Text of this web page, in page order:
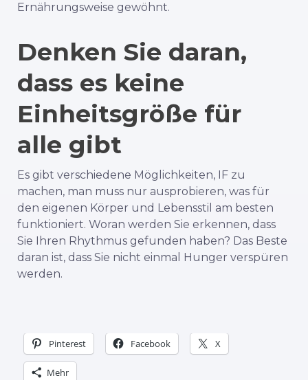
Ernährungsweise gewöhnt.
Denken Sie daran,
dass es keine
Einheitsgröße für
alle gibt
Es gibt verschiedene Möglichkeiten, IF zu
machen, man muss nur ausprobieren, was für
den eigenen Körper und Lebensstil am besten
funktioniert. Woran werden Sie erkennen, dass
Sie Ihren Rhythmus gefunden haben? Das Beste
daran ist, dass Sie nicht einmal Hunger verspüren
werden.
Pinterest Facebook X
Mehr